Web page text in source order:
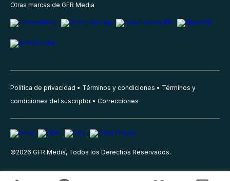
Otras marcas de GFR Media
Política de privacidad Términos y condiciones
Términos y
condiciones del suscriptor
Correcciones
©2026 GFR Media, Todos los Derechos Reservados.